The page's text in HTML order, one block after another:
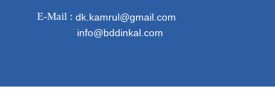
E-Mail : dk.kamrul@gmail.com
info@bddinkal.com